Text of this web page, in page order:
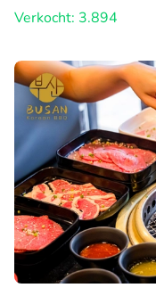
Verkocht: 3.894